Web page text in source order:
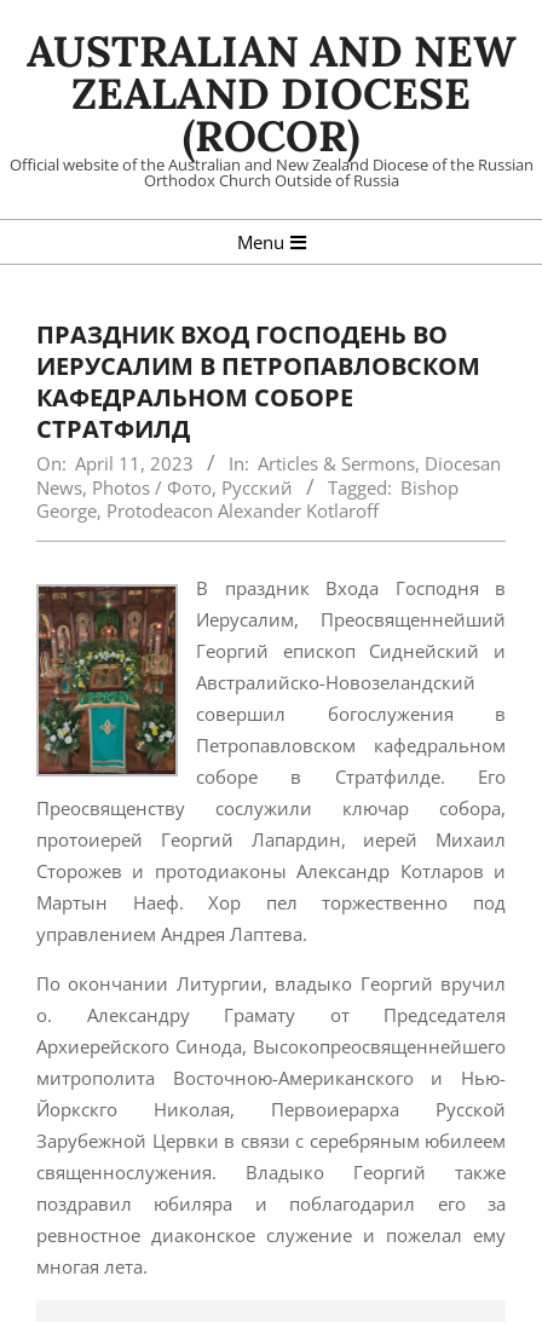
AUSTRALIAN AND NEW
ZEALAND DIOCESE
(ROCOR)
Official website of the Australian and New Zealand Diocese of the Russian
Orthodox Church Outside of Russia
Navigation
Menu
ПРАЗДНИК ВХОД ГОСПОДЕНЬ ВО
ИЕРУСАЛИМ В ПЕТРОПАВЛОВСКОМ
КАФЕДРАЛЬНОМ СОБОРЕ
СТРАТФИЛД
On: April 11, 2023 In: Articles & Sermons, Diocesan
News, Photos / Фото, Русский Tagged: Bishop
George, Protodeacon Alexander Kotlaroff
В праздник Входа Господня в
Иерусалим, Преосвященнейший
Георгий епископ Сиднейский и
Австралийско-Новозеландский
совершил богослужения в
Петропавловском кафедральном
соборе в Стратфилде. Его
Преосвященству сослужили ключар собора,
протоиерей Георгий Лапардин, иерей Михаил
Сторожев и протодиаконы Александр Котларов и
Мартын Наеф. Хор пел торжественно под
управлением Андрея Лаптева.
По окончании Литургии, владыко Георгий вручил
о. Александру Грамату от Председателя
Архиерейского Синода, Высокопреосвященнейшего
митрополита Восточною-Американского и Нью-
Йоркскго Николая, Первоиерарха Русской
Зарубежной Цервки в связи с серебряным юбилеем
священнослужения. Владыко Георгий также
поздравил юбиляра и поблагодарил его за
ревностное диаконское служение и пожелал ему
многая лета.